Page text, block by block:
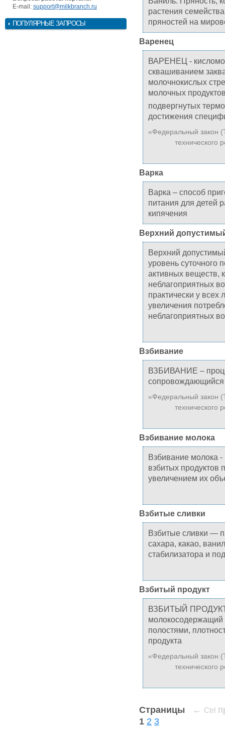
E-mail: support@milkbranch.ru
ПОПУЛЯРНЫЕ ЗАПРОСЫ
растения
пряностей на
Варенец
ВАРЕНЕЦ -
сквашиванием
молочнокислых
молочных
подвергнутых
достижения
«Федеральный закон
технического
Варка
Варка – способ
питания для детей
кипячения
Верхний
Верхний
уровень суточного
активных веществ,
неблагоприятных
практически у
увеличения
неблагоприятных
Взбивание
ВЗБИВАНИЕ –
сопровождающийся
«Федеральный закон
технического
Взбивание молока
Взбивание молока
взбитых
увеличением их
Взбитые сливки
Взбитые сливки —
сахара, какао,
стабилизатора и
Взбитый продукт
ВЗБИТЫЙ ПРОДУКТ
молокосодержащий
полостями,
продукта
«Федеральный закон
технического
Страницы ← Ctrl
1 2 3